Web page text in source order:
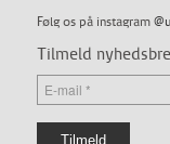
Følg os på instagram
Tilmeld